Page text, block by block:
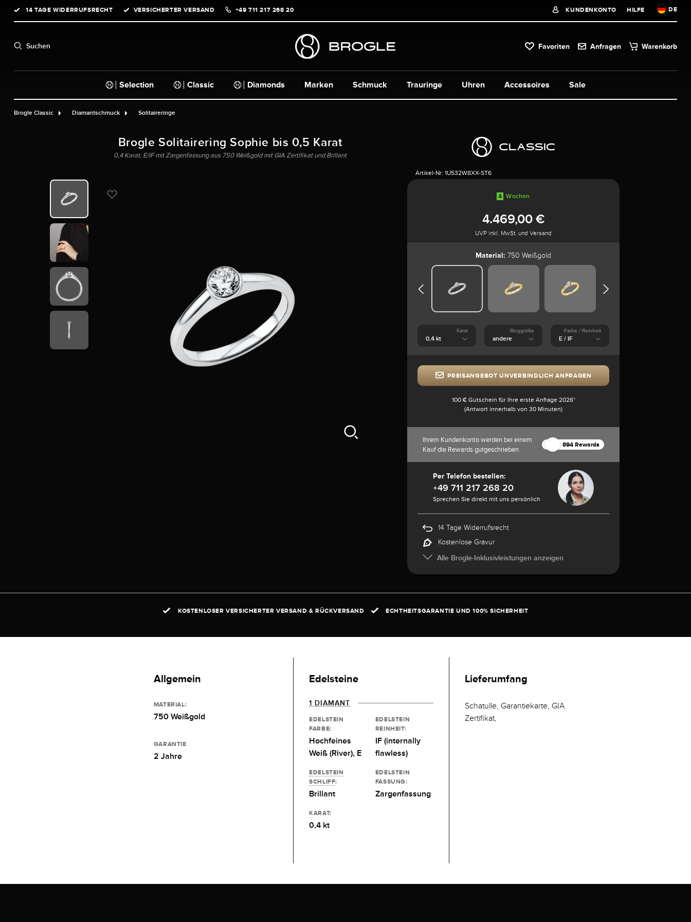
Zur Hauptnavigation springen
14 TAGE WIDERRUFSRECHT VERSICHERTER VERSAND +49 711 217 268 20 KUNDENKONTO HILFE DE
Suchen Favoriten Anfragen Warenkorb
Selection Classic Diamonds Marken Schmuck Uhren Accessoires Sale
Trauringe
Brogle Classic Diamantschmuck Solitaireringe
Brogle Solitairering Sophie bis 0,5 Karat
0,4 Karat, E/IF mit Zargenfassung aus 750 Weißgold mit GIA Zertifikat und Brillant
Artikel-Nr: 1U532W8XX-ST6
4 Wochen
4.469,00 €
UVP inkl. MwSt. und Versand
Material: 750 Weißgold
Karat Ringgröße Farbe / Reinheit
PREISANGEBOT UNVERBINDLICH ANFRAGEN
100 € Gutschein für Ihre erste Anfrage 2026*
(Antwort innerhalb von 30 Minuten)
Ihrem Kundenkonto werden bei einem
Kauf die Rewards gutgeschrieben
894 Rewards
Per Telefon bestellen:
+49 711 217 268 20
Sprechen Sie direkt mit uns persönlich
14 Tage Widerrufsrecht
Kostenlose Gravur
Alle Brogle-Inklusivleistungen anzeigen
KOSTENLOSER VERSICHERTER VERSAND & RÜCKVERSAND ECHTHEITSGARANTIE UND 100% SICHERHEIT
Allgemein
MATERIAL:
750 Weißgold
GARANTIE
2 Jahre
Edelsteine
1 DIAMANT
EDELSTEIN
FARBE:
Hochfeines
Weiß (River), E
EDELSTEIN
REINHEIT:
IF (internally
flawless)
EDELSTEIN
SCHLIFF:
Brillant
EDELSTEIN
FASSUNG:
Zargenfassung
KARAT:
0,4 kt
Lieferumfang
Schatulle, Garantiekarte, GIA
Zertifikat,